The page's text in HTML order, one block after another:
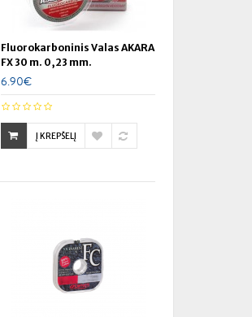
Fluorokarboninis Valas AKARA
FX 30 m. 0,23 mm.
6.90€
Į KREPŠELĮ